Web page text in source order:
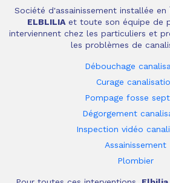
Société d'assainissement installée en
ELBLILIA et toute son équipe de
interviennent chez les particuliers et
les problèmes de
Débouchage
Curage
Pompage fosse
Dégorgement
Inspection vidéo
Assainissement
Plombier